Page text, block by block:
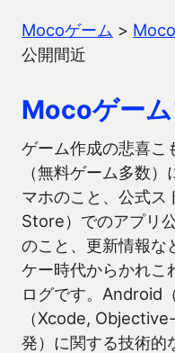
Mocoゲーム >
公開間近
Mocoゲー
ゲーム作成の悲喜こ
（無料ゲーム多数
マホのこと、公式
Store）でのアプリ
のこと、更新情報な
ケー時代からかれこ
ログです。Android
（Xcode,
発）に関する技術的